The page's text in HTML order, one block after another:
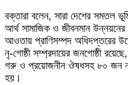
বক্তারা বলেন, সারা দেশের সমতল
আর্থ সামাজিক ও জীবনমান
আওতায় প্রাণিসম্পদ অধিদপ্তরের
নৃ-গোষ্ঠী সম্প্রদায়ের জনগোষ্ঠী
গরু ও প্রয়োজনীন ঔষধসহ ৮০ জন
হয়।